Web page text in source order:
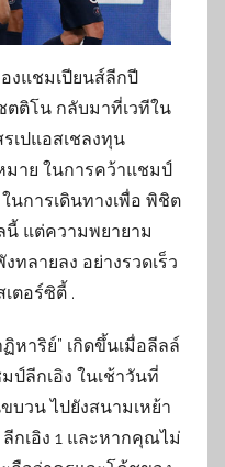
งแชมเปียนส์ลีกปี
ตติโน กลับมาที่เวทีใน
เปแอสเชลงทุน
มาย ในการคว้าแชมป์
นการเดินทางเพื่อ พิชิต
นี้ แต่ความพยายาม
ทลายลง อย่างรวดเร็ว
ตอร์ซิตี้ .
หาริย์” เกิดขึ้นเมื่อลีลล์
ป์ลีกเอิง ในเช้าวันที่
บวน ไปยังสนามเหย้า
กเอิง 1 และหากคุณไม่